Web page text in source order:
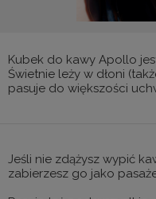
Kubek do kawy Apollo
Świetnie leży w dłoni
pasuje do większości
Jeśli nie zdążysz wypić
zabierzesz go jako